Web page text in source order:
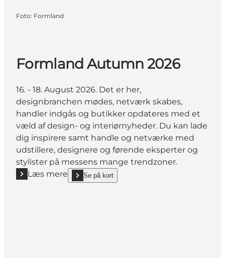
Foto: Formland
Formland Autumn 2026
16. - 18. August 2026. Det er her,
designbranchen mødes, netværk skabes,
handler indgås og butikker opdateres med et
væld af design- og interiørnyheder. Du kan lade
dig inspirere samt handle og netværke med
udstillere, designere og førende eksperter og
stylister på messens mange trendzoner.
Læs mere
Læs mere "Formland Autumn 2026"
Se på kort
show Formland Autumn 2026 on_map